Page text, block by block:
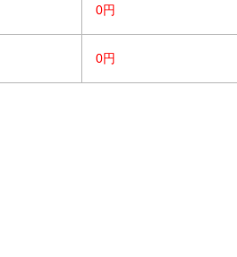
0円
0円